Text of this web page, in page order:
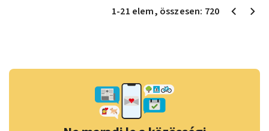
1-21 elem, összesen: 720